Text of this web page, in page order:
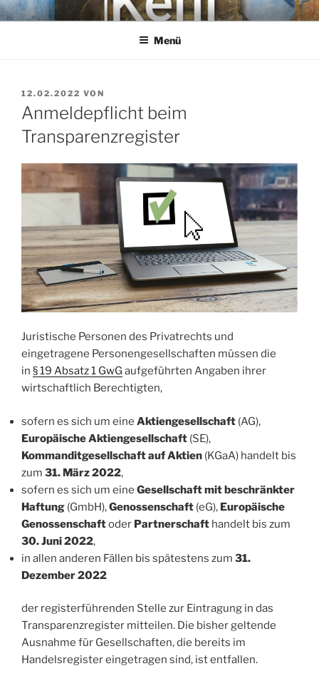
Zum
InhaltKEHL
Rechtsanwaltsgesellschaft mbH
Menü
VERÖFFENTLICHT
AM
12.02.2022 VON
Anmeldepflicht beim
Transparenzregister
Juristische Personen des Privatrechts und
eingetragene Personengesellschaften müssen die
in § 19 Absatz 1 GwG aufgeführten Angaben ihrer
wirtschaftlich Berechtigten,
sofern es sich um eine Aktiengesellschaft (AG),
Europäische Aktiengesellschaft (SE),
Kommanditgesellschaft auf Aktien (KGaA) handelt bis
zum 31. März 2022,
sofern es sich um eine Gesellschaft mit beschränkter
Haftung (GmbH),Genossenschaft (eG), Europäische
Genossenschaftoder Partnerschaft handelt bis zum
30. Juni 2022,
in allen anderen Fällen bis spätestens zum 31.
Dezember 2022
der registerführenden Stelle zur Eintragung in das
Transparenzregister mitteilen. Die bisher geltende
Ausnahme für Gesellschaften, die bereits im
Handelsregister eingetragen sind, ist entfallen.